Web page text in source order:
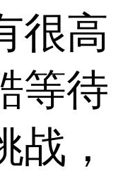
很高
等待
战，